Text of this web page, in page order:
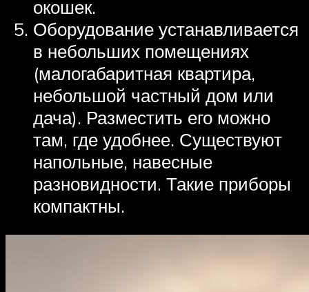
окошек.
Оборудование устанавливается
в небольших помещениях
(малогабаритная квартира,
небольшой частный дом или
дача). Разместить его можно
там, где удобнее. Существуют
напольные, навесные
разновидности. Такие приборы
компактны.